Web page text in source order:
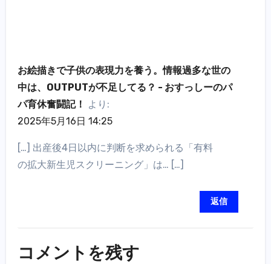
お絵描きで子供の表現力を養う。情報過多な世の
中は、OUTPUTが不足してる？ - おすっしーのパ
パ育休奮闘記！
より:
2025年5月16日 14:25
[…] 出産後4日以内に判断を求められる「有料
の拡大新生児スクリーニング」は… […]
返信
コメントを残す